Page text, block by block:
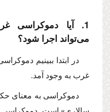
1. آیا دموكراسى
مى‌تواند اجرا شود؟
در ابتدا ببینیم
غرب به وجود آمد.
دموكراسى به معناى